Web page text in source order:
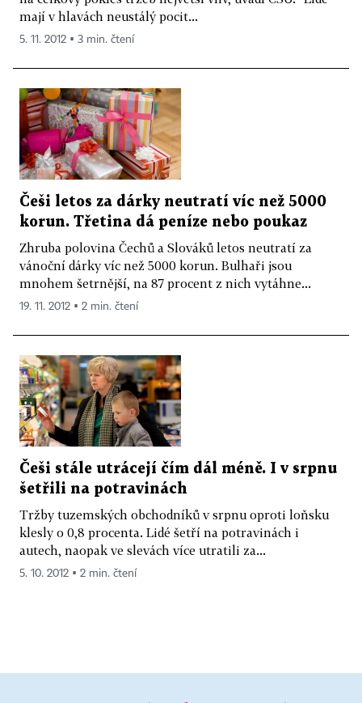
mají v hlavách neustálý pocit...
5. 11. 2012 ▪ 3 min. čtení
Češi letos za dárky neutratí víc než 5000
korun. Třetina dá peníze nebo poukaz
Zhruba polovina Čechů a Slováků letos neutratí za
vánoční dárky víc než 5000 korun. Bulhaři jsou
mnohem šetrnější, na 87 procent z nich vytáhne...
19. 11. 2012 ▪ 2 min. čtení
Češi stále utrácejí čím dál méně. I v srpnu
šetřili na potravinách
Tržby tuzemských obchodníků v srpnu oproti loňsku
klesly o 0,8 procenta. Lidé šetří na potravinách i
autech, naopak ve slevách více utratili za...
5. 10. 2012 ▪ 2 min. čtení